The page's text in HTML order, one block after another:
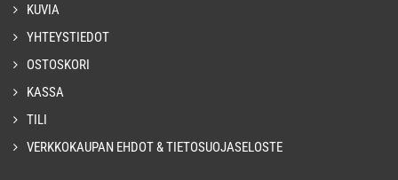
KUVIA
YHTEYSTIEDOT
OSTOSKORI
KASSA
TILI
VERKKOKAUPAN EHDOT & TIETOSUOJASELOSTE